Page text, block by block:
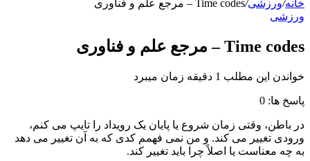
خانه/ورزشی/Time codes – مرجع علم و فناوری
ورزشی
Time codes – مرجع علم و فناوری
خواندن این مطلب 1 دقیقه زمان میبرد
پاسخ ها: 0
در باطن، وقتی زمان شروع یا پایان یک رویداد را تایپ می کنم،
ورودی تغییر می کند. و من نمی فهمم کدی که به آن تغییر می دهد
به چه معناست یا اصلاً چرا باید تغییر کند.